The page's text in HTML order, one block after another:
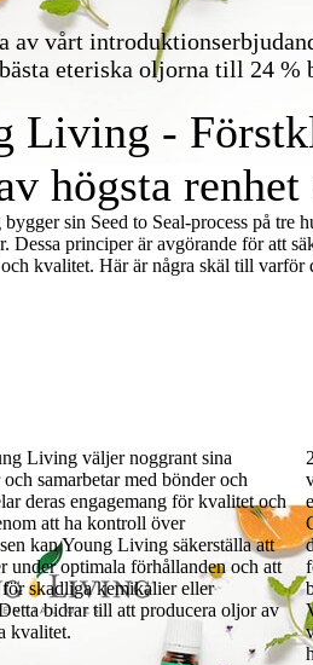
av vårt
bästa eteriska oljorna till 24 %
Living -
högsta
sin Seed to Seal-process på tre
Dessa principer är avgörande för att
kvalitet. Här är några skäl till varför
Living väljer noggrant sina
samarbetar med bönder och
deras engagemang för kvalitet och
att ha kontroll över
kan Young Living säkerställa att
under optimala förhållanden och att
för skadliga kemikalier eller
bidrar till att producera oljor av
kvalitet.